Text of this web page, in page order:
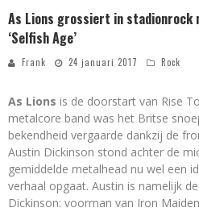
As Lions grossiert in stadionrock
‘Selfish Age’
Frank 24 januari 2017 Rock
As Lions is de doorstart van Rise
metalcore band was het Britse
bekendheid vergaarde dankzij de
Austin Dickinson stond achter de
gemiddelde metalhead nu wel een
verhaal opgaat. Austin is namelijk
Dickinson: voorman van Iron